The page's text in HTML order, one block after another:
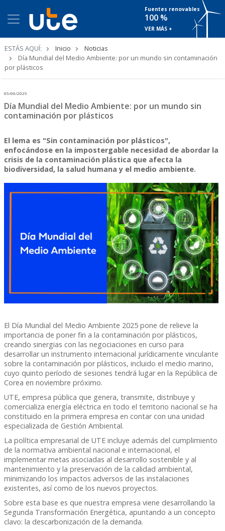
Fuentes renovables
100 %
VER MÁS +
ESTÁS AQUÍ: Inicio
Noticias
Día Mundial del Medio Ambiente: por un mundo sin contaminación
por plásticos
05/06/2025
Día Mundial del Medio Ambiente: por un mundo sin
contaminación por plásticos
El lema es "Sin contaminación por plásticos",
enfocándose en la impostergable necesidad de abordar la
crisis de la contaminación plástica que afecta la
biodiversidad, la salud humana y el medio ambiente.
El Día Mundial del Medio Ambiente 2025 pone de relieve la
importancia de poner fin a la contaminación por plásticos,
creando sinergias con las negociaciones en curso para
desarrollar un instrumento internacional jurídicamente vinculante
sobre la contaminación por plásticos, incluido el medio marino,
cuyo quinto período de sesiones tendrá lugar en la República de
Corea en noviembre próximo.
UTE, empresa pública que genera, transmite, distribuye y
comercializa energía eléctrica en todo el territorio nacional se ha
constituido en la primera empresa en contar con una unidad
especializada de Gestión Ambiental.
La política empresarial de UTE incluye además del cumplimiento
de la normativa ambiental nacional e internacional, el
implementar metas asociadas al desarrollo sostenible y al
mantenimiento y la preservación de la calidad ambiental,
minimizando los impactos adversos de las instalaciones
existentes, así como de los nuevos proyectos.
Sobre esta base es que nuestra empresa viene desarrollando la
Segunda Transformación Energética, apuntando a un concepto
clavo: la descarbonización de la demanda.